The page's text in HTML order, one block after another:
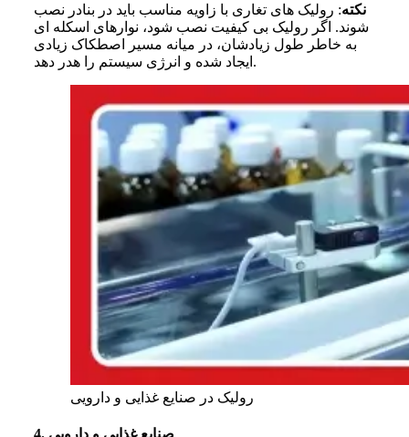
نکته: رولیک های تغاری با زاویه مناسب باید در بنادر نصب
شوند. اگر رولیک بی کیفیت نصب شود، نوارهای اسکله ای
به خاطر طول زیادشان، در میانه مسیر اصطکاک زیادی
ایجاد شده و انرژی سیستم را هدر دهد.
رولیک در صنایع غذایی و دارویی
4. صنایع غذایی و دارویی